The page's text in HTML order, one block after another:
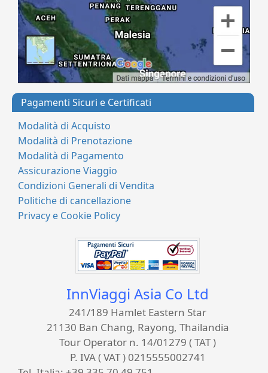
Pagamenti Sicuri e Certificati
Modalità di Acquisto
Modalità di Prenotazione
Modalità di Pagamento
Assicurazione Viaggio
Condizioni Generali di Vendita
Politiche di cancellazione
Privacy e Cookie Policy
InnViaggi Asia Co Ltd
241/189 Hamlet Eastern Star
21130 Ban Chang, Rayong, Thailandia
Tour Operator n. 14/01279 ( TAT )
P. IVA ( VAT ) 0215555002741